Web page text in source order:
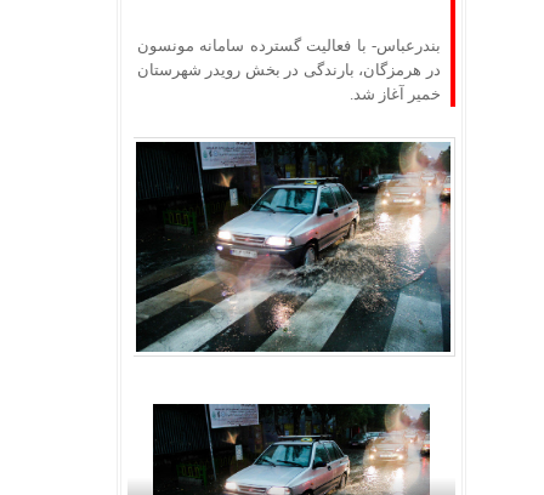
بندرعباس- با فعالیت گسترده سامانه مونسون
در هرمزگان، بارندگی در بخش رویدر شهرستان
خمیر آغاز شد.